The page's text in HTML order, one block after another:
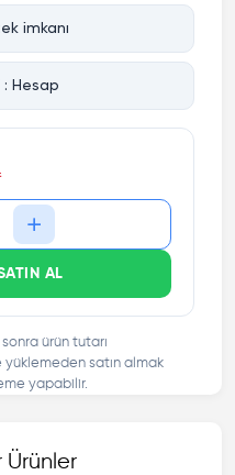
imkanı
: Hesap
AL
ürün tutarı
satın almak
yapabilir.
Ürünler